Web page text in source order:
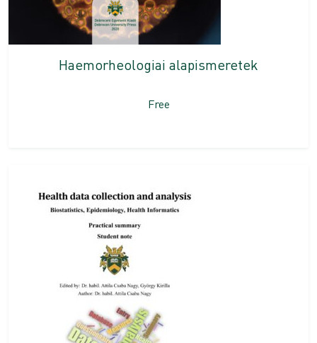
Haemorheologiai alapismeretek
Free